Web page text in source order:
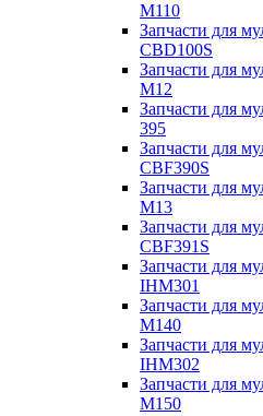
M110
Запчасти для
CBD100S
Запчасти для
M12
Запчасти для
395
Запчасти для
CBF390S
Запчасти для
M13
Запчасти для
CBF391S
Запчасти для
IHM301
Запчасти для
M140
Запчасти для
IHM302
Запчасти для
M150